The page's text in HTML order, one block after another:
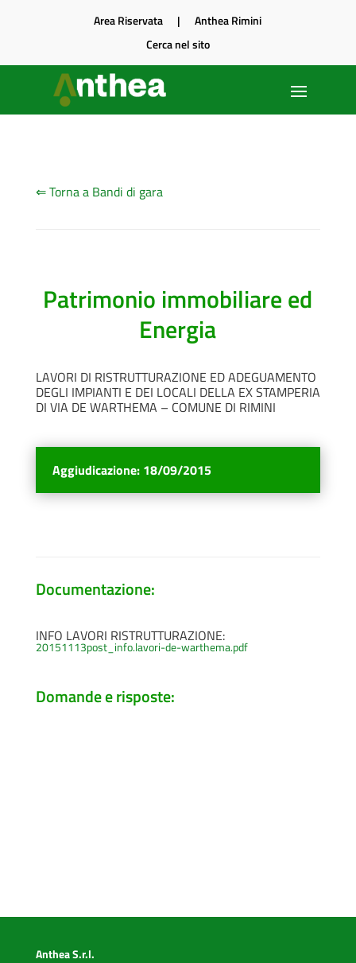
Area Riservata |Anthea Rimini
Cerca nel sito
⇐ Torna a Bandi di gara
Patrimonio immobiliare ed
Energia
LAVORI DI RISTRUTTURAZIONE ED ADEGUAMENTO
DEGLI IMPIANTI E DEI LOCALI DELLA EX STAMPERIA
DI VIA DE WARTHEMA – COMUNE DI RIMINI
Aggiudicazione: 18/09/2015
Documentazione:
INFO LAVORI RISTRUTTURAZIONE:
20151113post_info.lavori-de-warthema.pdf
Domande e risposte:
Anthea S.r.l.